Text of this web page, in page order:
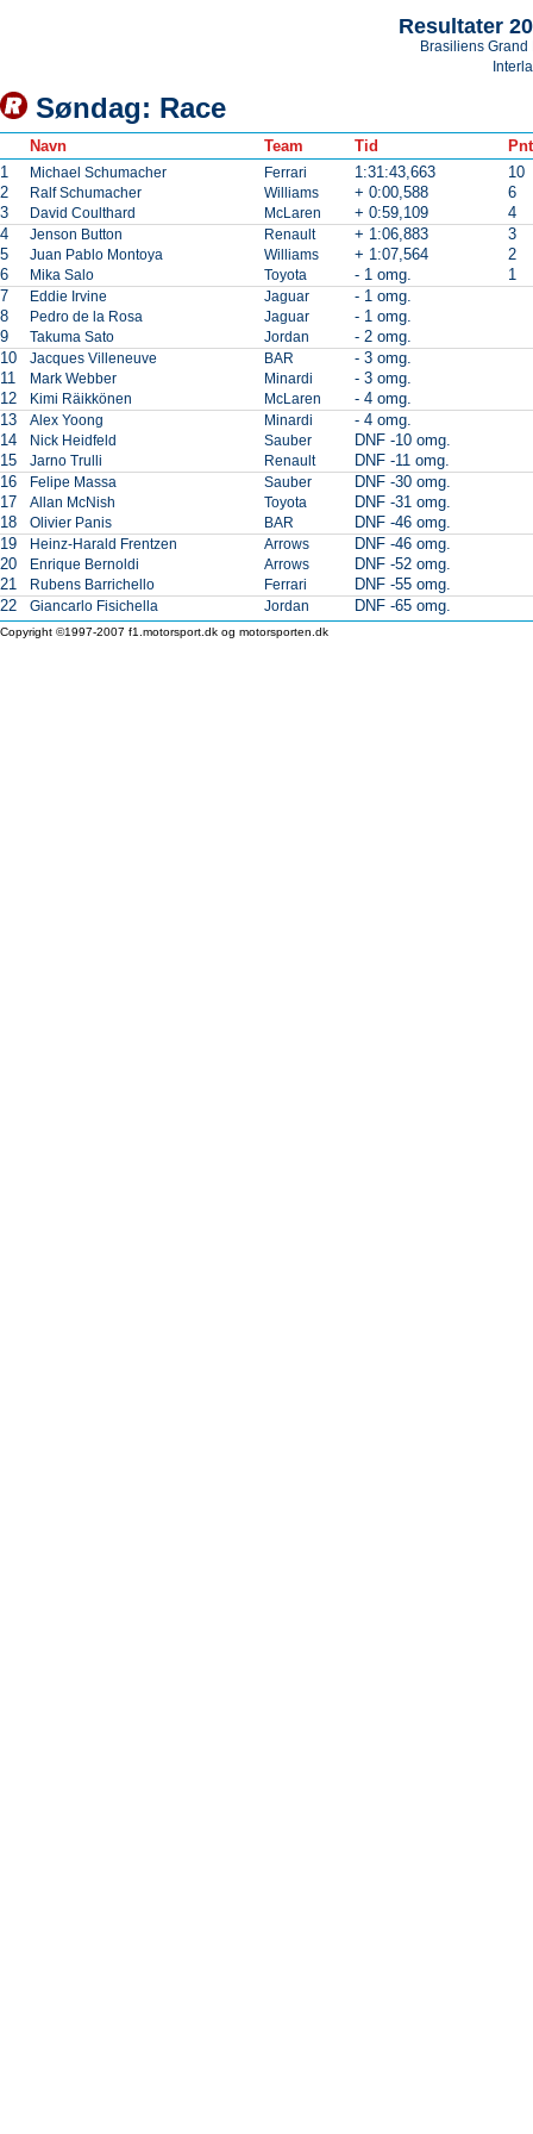
Resultater
Brasiliens Grand
Søndag: Race
Navn Team Tid
1
Michael Schumacher Ferrari 1:31:43,663
10
2
Ralf Schumacher Williams + 0:00,588
6
3
David Coulthard McLaren + 0:59,109
4
4
Jenson Button Renault + 1:06,883
3
5
Juan Pablo Montoya Williams + 1:07,564
2
6
Mika Salo Toyota - 1 omg.
1
7
Eddie Irvine Jaguar
- 1 omg.
8
Pedro de la Rosa Jaguar
- 1 omg.
9
Takuma Sato Jordan
- 2 omg.
10
Jacques Villeneuve BAR
- 3 omg.
11
Mark Webber Minardi
- 3 omg.
12
Kimi Räikkönen McLaren
- 4 omg.
13
Alex Yoong Minardi
- 4 omg.
14
Nick Heidfeld Sauber
DNF -10 omg.
15
Jarno Trulli Renault
DNF -11 omg.
16
Felipe Massa Sauber
DNF -30 omg.
17
Allan McNish Toyota
DNF -31 omg.
18
Olivier Panis BAR
DNF -46 omg.
19
Heinz-Harald Frentzen Arrows
DNF -46 omg.
20
Enrique Bernoldi Arrows
DNF -52 omg.
21
Rubens Barrichello Ferrari
DNF -55 omg.
22
Giancarlo Fisichella Jordan DNF -65 omg.
Copyright ©1997-2007 f1.motorsport.dk og motorsporten.dk